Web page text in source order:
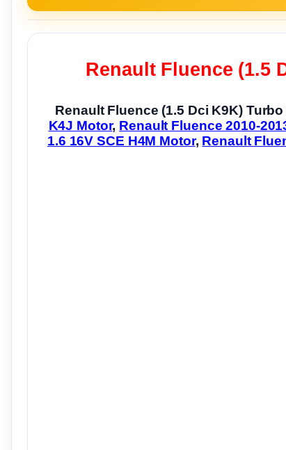
Renault Fluence (1.5
Renault Fluence (1.5 Dci K9K)
K4J Motor, Renault Fluence 2010-
1.6 16V SCE H4M Motor, Renault